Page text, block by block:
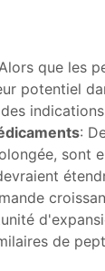
que les
potentiel
:
de